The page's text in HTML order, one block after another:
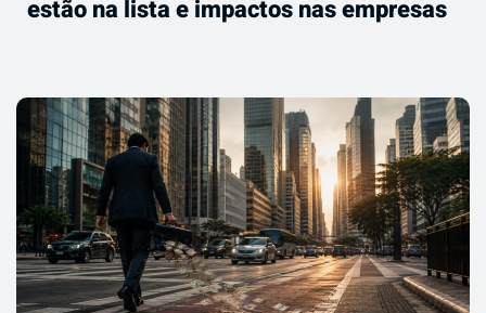
estão na lista e impactos nas empresas